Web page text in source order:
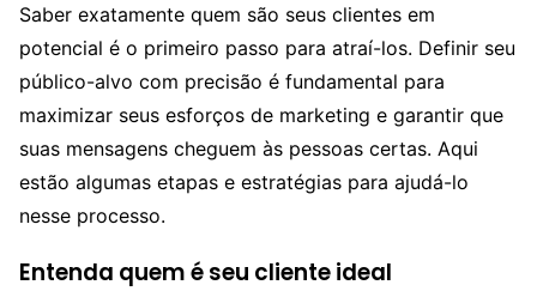
Saber exatamente quem são seus clientes em
potencial é o primeiro passo para atraí-los. Definir seu
público-alvo com precisão é fundamental para
maximizar seus esforços de marketing e garantir que
suas mensagens cheguem às pessoas certas. Aqui
estão algumas etapas e estratégias para ajudá-lo
nesse processo.
Entenda quem é seu cliente ideal